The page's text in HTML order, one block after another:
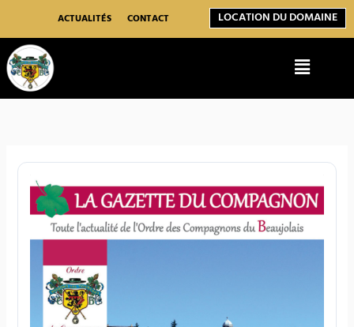
contenu
ACTUALITÉS CONTACT LOCATION DU DOMAINE
Menu